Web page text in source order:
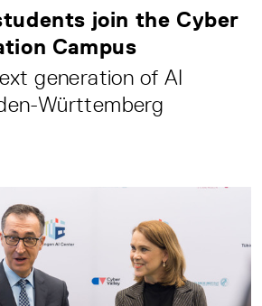
join the Cyber
Campus
generation of AI
Württemberg